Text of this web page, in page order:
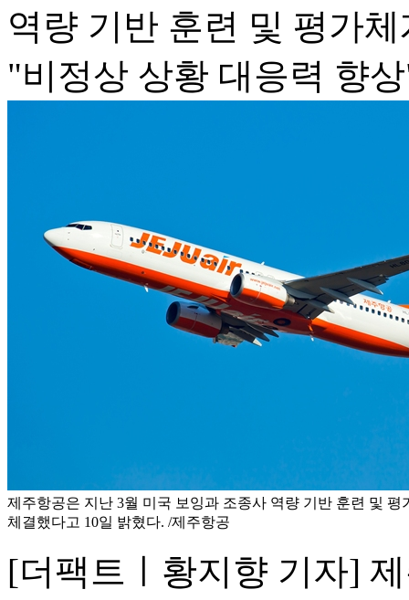
역량 기반 훈련 및 평가
"비정상 상황 대응력 향
제주항공은 지난 3월 미국 보잉과 조종사 역량 기반 훈련 및 평
체결했다고 10일 밝혔다. /제주항공
[더팩트ㅣ황지향 기자]